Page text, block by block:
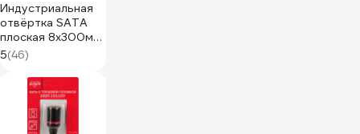
Индустриальная
отвёртка SATA
плоская 8x300мм.
Эталон для
тяжёлых
монтажных работ.
62222
5(46)